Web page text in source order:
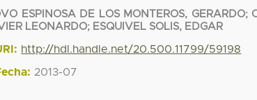
ESPINOSA DE LOS MONTEROS, GERARDO;
LEONARDO; ESQUIVEL SOLIS, EDGAR
http://hdl.handle.net/20.500.11799/59198
2013-07